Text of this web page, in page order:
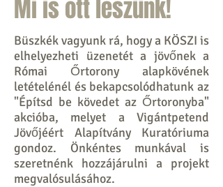
Mi is ott leszünk!
Büszkék vagyunk rá, hogy a KÖSZI is
elhelyezheti üzenetét a jövőnek a
Római Őrtorony alapkövének
letételénél és bekapcsolódhatunk az
"Építsd be kövedet az Őrtoronyba"
akcióba, melyet a Vigántpetend
Jövőjéért Alapítvány Kuratóriuma
gondoz. Önkéntes munkával is
szeretnénk hozzájárulni a projekt
megvalósulásához.